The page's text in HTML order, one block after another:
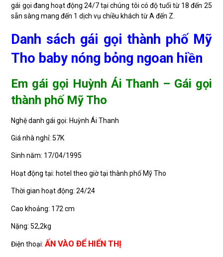
gái gọi đang hoạt động 24/7 tại chúng tôi có độ tuổi từ 18 đến 25
sẵn sàng mang đến 1 dịch vụ chiều khách từ A đến Z.
Danh sách gái gọi thành phố Mỹ
Tho baby nóng bỏng ngoan hiền
Em gái gọi Huỳnh Ái Thanh – Gái gọi
thành phố Mỹ Tho
Nghệ danh gái gọi: Huỳnh Ái Thanh
Giá nhà nghỉ: 57K
Sinh năm: 17/04/1995
Hoạt động tại: hotel theo giờ tại thành phố Mỹ Tho
Thời gian hoạt động: 24/24
Cao khoảng: 172 cm
Nặng: 52,2kg
Điện thoại:ẤN VÀO ĐỂ HIỂN THỊ